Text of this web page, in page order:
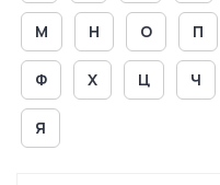
М Н О П
Ф Х Ц Ч
Я